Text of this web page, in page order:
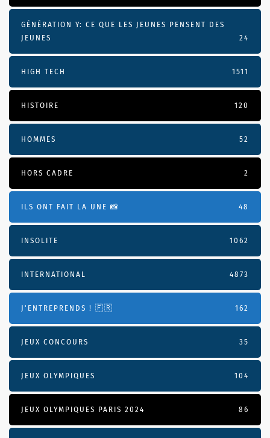
GÉNÉRATION Y: CE QUE LES JEUNES PENSENT DES
JEUNES
24
HIGH TECH 1511
HISTOIRE 120
HOMMES 52
HORS CADRE 2
ILS ONT FAIT LA UNE 📸 48
INSOLITE 1062
INTERNATIONAL 4873
J'ENTREPRENDS ! 🇫🇷 162
JEUX CONCOURS 35
JEUX OLYMPIQUES 104
JEUX OLYMPIQUES PARIS 2024 86